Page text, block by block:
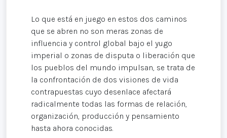
Lo que está en juego en estos dos caminos
que se abren no son meras zonas de
influencia y control global bajo el yugo
imperial o zonas de disputa o liberación que
los pueblos del mundo impulsan, se trata de
la confrontación de dos visiones de vida
contrapuestas cuyo desenlace afectará
radicalmente todas las formas de relación,
organización, producción y pensamiento
hasta ahora conocidas.